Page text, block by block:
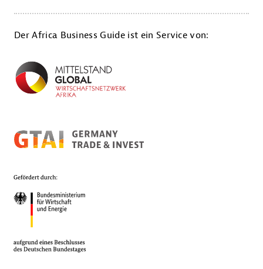
Der Africa Business Guide ist ein Service von: